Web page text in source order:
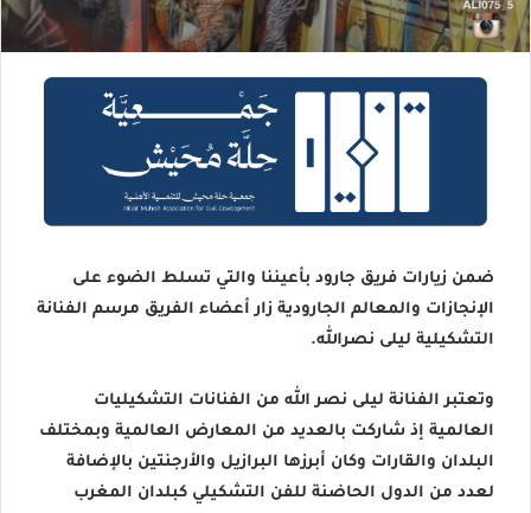
ضمن زيارات فريق جارود بأعيننا والتي تسلط الضوء على
الإنجازات والمعالم الجارودية زار أعضاء الفريق مرسم الفنانة
التشكيلية ليلى نصرالله.
وتعتبر الفنانة ليلى نصر الله من الفنانات التشكيليات
العالمية إذ شاركت بالعديد من المعارض العالمية وبمختلف
البلدان والقارات وكان أبرزها البرازيل والأرجنتين بالإضافة
لعدد من الدول الحاضنة للفن التشكيلي كبلدان المغرب